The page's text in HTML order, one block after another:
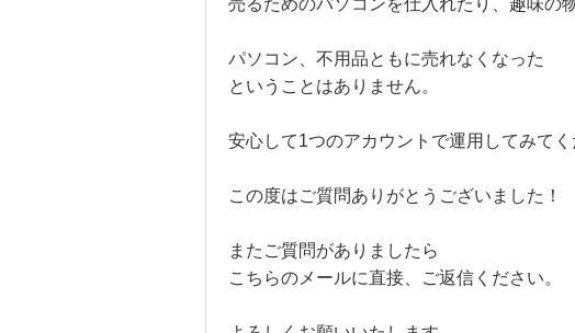
売るためのパソコンを仕入れたり、趣味の
パソコン、不用品ともに売れなくなった
ということはありません。
安心して1つのアカウントで運用してみてく
この度はご質問ありがとうございました！
またご質問がありましたら
こちらのメールに直接、ご返信ください。